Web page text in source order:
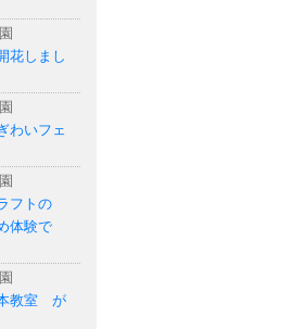
花しまし
わいフェ
フトの
体験で
教室 が